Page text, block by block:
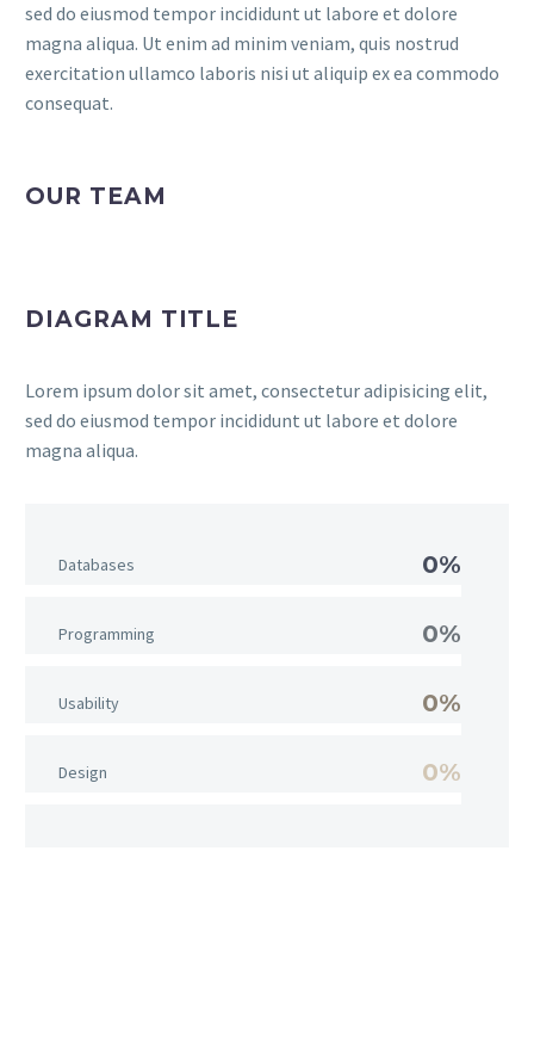
sed do eiusmod tempor incididunt ut labore et dolore
magna aliqua. Ut enim ad minim veniam, quis nostrud
exercitation ullamco laboris nisi ut aliquip ex ea commodo
consequat.
OUR TEAM
DIAGRAM TITLE
Lorem ipsum dolor sit amet, consectetur adipisicing elit,
sed do eiusmod tempor incididunt ut labore et dolore
magna aliqua.
Databases 0%
Programming 0%
Usability 0%
Design 0%